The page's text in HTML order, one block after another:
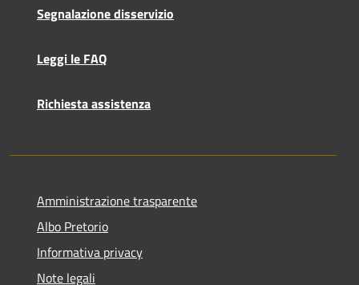
Segnalazione disservizio
Leggi le FAQ
Richiesta assistenza
Amministrazione trasparente
Albo Pretorio
Informativa privacy
Note legali